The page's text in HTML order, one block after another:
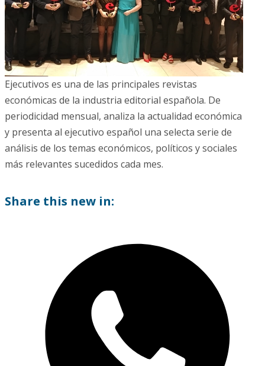
Ejecutivos es una de las principales revistas
económicas de la industria editorial española. De
periodicidad mensual, analiza la actualidad económica
y presenta al ejecutivo español una selecta serie de
análisis de los temas económicos, políticos y sociales
más relevantes sucedidos cada mes.
Share this new in: